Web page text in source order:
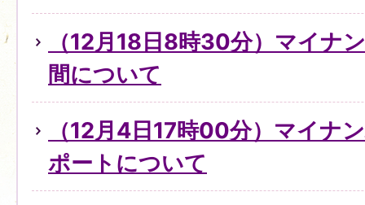
（12月18日8時30分）マイナ
間について
（12月4日17時00分）マイナ
ポートについて